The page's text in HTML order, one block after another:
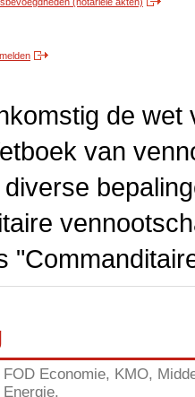
de wet
van
FOD Economie, KMO,
Energie.